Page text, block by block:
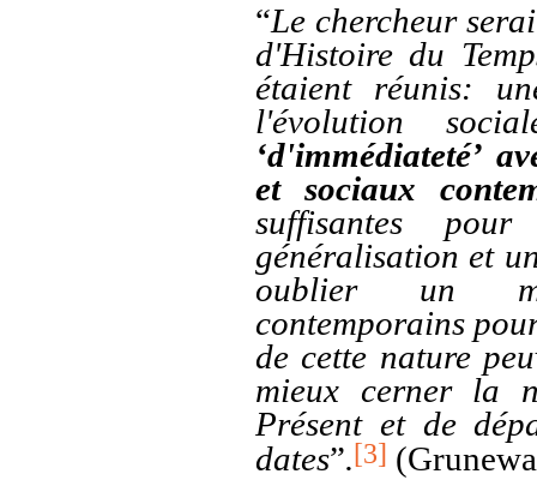
“Le chercheur
d'Histoire du
étaient réunis:
l'évolution
‘d'immédiateté’
et sociaux
suffisantes
généralisation et
oublier un
contemporains
de cette nature
mieux cerner la
Présent et de
dates”.[3]